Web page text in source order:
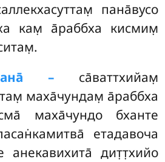
пана̄вусо
кам̣ а̄раббха кисмим̣
–са̄ваттхийам̣
маха̄чундам̣ а̄раббха
маха̄чундо бханте
етадавоча
анекавихита̄ дит̣т̣хийо